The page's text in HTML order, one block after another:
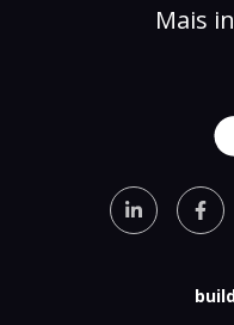
Mais